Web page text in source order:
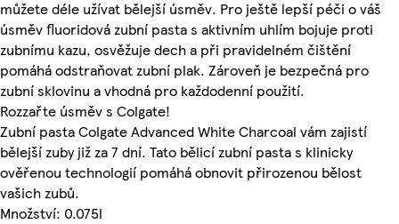
můžete déle užívat bělejší úsměv. Pro ještě lepší péči o váš
úsměv fluoridová zubní pasta s aktivním uhlím bojuje proti
zubnímu kazu, osvěžuje dech a při pravidelném čištění
pomáhá odstraňovat zubní plak. Zároveň je bezpečná pro
zubní sklovinu a vhodná pro každodenní použití.
Rozzařte úsměv s Colgate!
Zubní pasta Colgate Advanced White Charcoal vám zajistí
bělejší zuby již za 7 dní. Tato bělicí zubní pasta s klinicky
ověřenou technologií pomáhá obnovit přirozenou bělost
vašich zubů.
Množství: 0.075l